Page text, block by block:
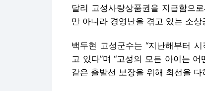
달리 고성사랑상품권을 지급함으
만 아니라 경영난을 겪고 있는 소
백두현 고성군수는 “지난해부터
고 있다”며 “고성의 모든 아이는
같은 출발선 보장을 위해 최선을 다